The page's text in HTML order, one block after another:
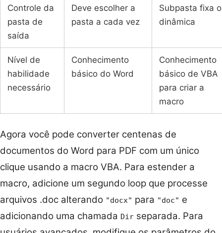
Controle da
pasta de
saída
Deve escolher a
pasta a cada vez
Subpasta fixa
dinâmica
Nível de
habilidade
necessário
Conhecimento
básico do Word
Conhecimento
básico de VBA
para criar a
macro
Agora você pode converter centenas de
documentos do Word para PDF com um único
clique usando a macro VBA. Para estender a
macro, adicione um segundo loop que processe
arquivos .doc alterando "docx" para "doc" e
adicionando uma chamada Dir separada. Para